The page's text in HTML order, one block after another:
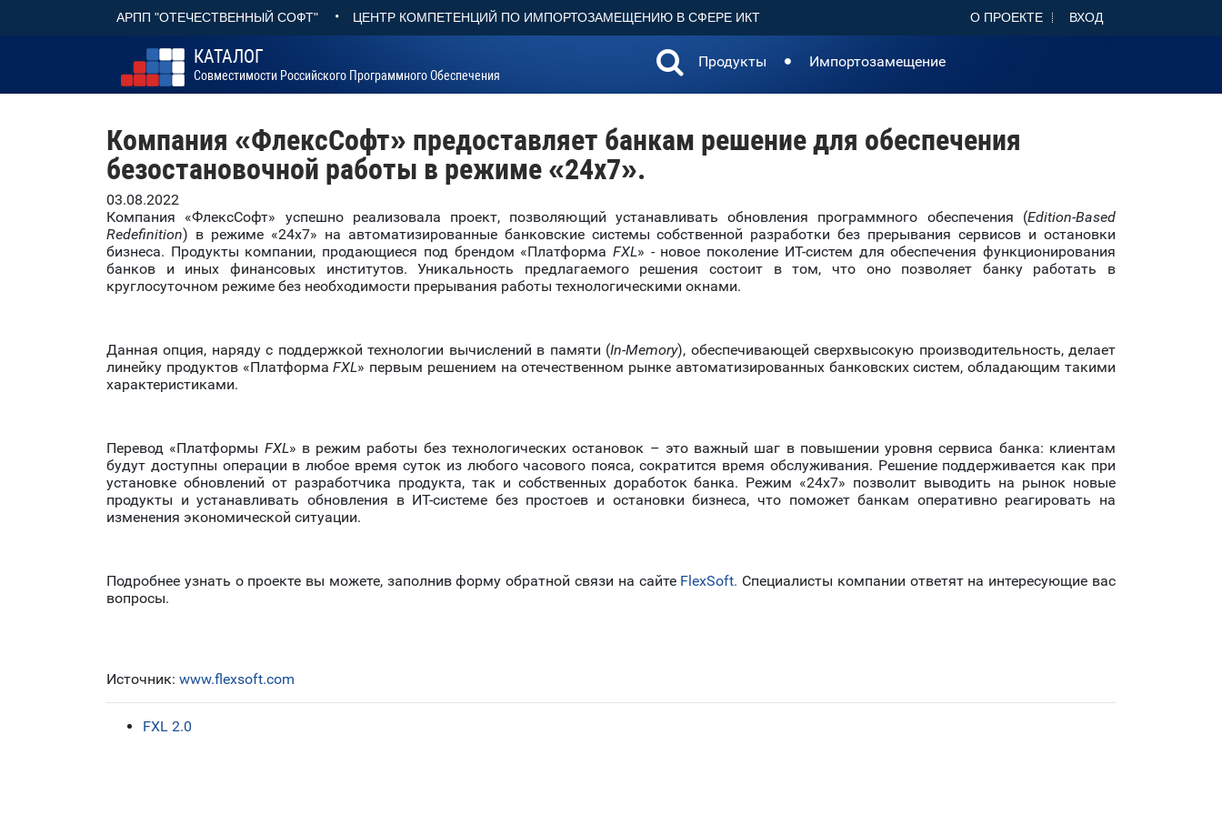
АРПП "ОТЕЧЕСТВЕННЫЙ СОФТ" • ЦЕНТР КОМПЕТЕНЦИЙ ПО ИМПОРТОЗАМЕЩЕНИЮ В СФЕРЕ ИКТ О ПРОЕКТЕ ВХОД
КАТАЛОГ
Совместимости Российского Программного Обеспечения
Продукты Импортозамещение
Компания «ФлексСофт» предоставляет банкам решение для обеспечения
безостановочной работы в режиме «24х7».
03.08.2022
Компания «ФлексСофт» успешно реализовала проект, позволяющий устанавливать обновления программного обеспечения (Edition-Based
Redefinition) в режиме «24х7» на автоматизированные банковские системы собственной разработки без прерывания сервисов и остановки
бизнеса. Продукты компании, продающиеся под брендом «Платформа FXL» - новое поколение ИТ-систем для обеспечения функционирования
банков и иных финансовых институтов. Уникальность предлагаемого решения состоит в том, что оно позволяет банку работать в
круглосуточном режиме без необходимости прерывания работы технологическими окнами.
Данная опция, наряду с поддержкой технологии вычислений в памяти (In-Memory), обеспечивающей сверхвысокую производительность, делает
линейку продуктов «ПлатформаFXL» первым решением на отечественном рынке автоматизированных банковских систем, обладающим такими
характеристиками.
Перевод «Платформы FXL» в режим работы без технологических остановок – это важный шаг в повышении уровня сервиса банка: клиентам
будут доступны операции в любое время суток из любого часового пояса, сократится время обслуживания. Решение поддерживается как при
установке обновлений от разработчика продукта, так и собственных доработок банка. Режим «24х7» позволит выводить на рынок новые
продукты и устанавливать обновления в ИТ-системе без простоев и остановки бизнеса, что поможет банкам оперативно реагировать на
изменения экономической ситуации.
Подробнее узнать о проекте вы можете, заполнив форму обратной связи на сайте FlexSoft. Специалисты компании ответят на интересующие вас
вопросы.
Источник: www.flexsoft.com
FXL 2.0